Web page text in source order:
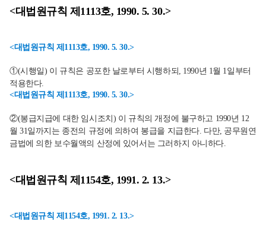
<대법원규칙 제1113호, 1990. 5. 30.>
<대법원규칙 제1113호, 1990. 5. 30.>
①(시행일) 이 규칙은 공포한 날로부터 시행하되, 1990년 1월 1일부터
적용한다.
<대법원규칙 제1113호, 1990. 5. 30.>
②(봉급지급에 대한 임시조치) 이 규칙의 개정에 불구하고 1990년 12
월 31일까지는 종전의 규정에 의하여 봉급을 지급한다. 다만, 공무원연
금법에 의한 보수월액의 산정에 있어서는 그러하지 아니하다.
<대법원규칙 제1154호, 1991. 2. 13.>
<대법원규칙 제1154호, 1991. 2. 13.>